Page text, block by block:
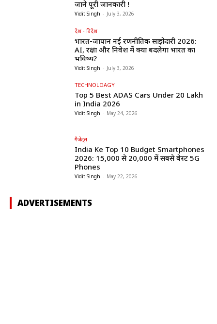
जाने पूरी जानकारी !
Vidit Singh - July 3, 2026
देश - विदेश
भारत-जापान नई रणनीतिक साझेदारी 2026:
AI, रक्षा और निवेश में क्या बदलेगा भारत का
भविष्य?
Vidit Singh - July 3, 2026
TECHNOLOAGY
Top 5 Best ADAS Cars Under ₹20 Lakh
in India 2026
Vidit Singh - May 24, 2026
गैजेट्स
India Ke Top 10 Budget Smartphones
2026: ₹15,000 से ₹20,000 में सबसे बेस्ट 5G
Phones
Vidit Singh - May 22, 2026
ADVERTISEMENTS